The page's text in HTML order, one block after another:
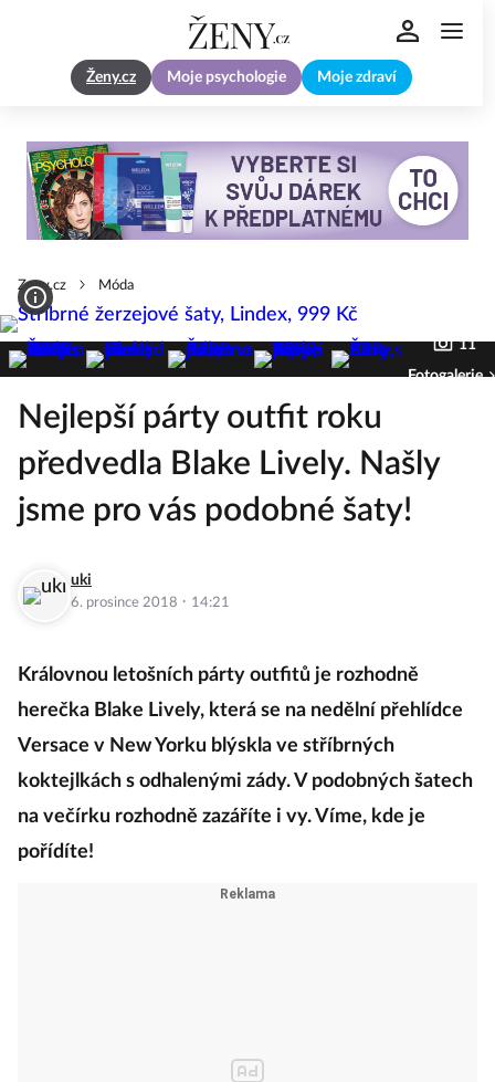
Ženy.cz Moje psychologie Moje zdraví
Zeny.cz Móda
11
Fotogalerie
Nejlepší párty outfit roku
předvedla Blake Lively. Našly
jsme pro vás podobné šaty!
uki
6. prosince 2018 · 14:21
Královnou letošních párty outfitů je rozhodně
herečka Blake Lively, která se na nedělní přehlídce
Versace v New Yorku blýskla ve stříbrných
koktejlkách s odhalenými zády. V podobných šatech
na večírku rozhodně zazáříte i vy. Víme, kde je
pořídíte!